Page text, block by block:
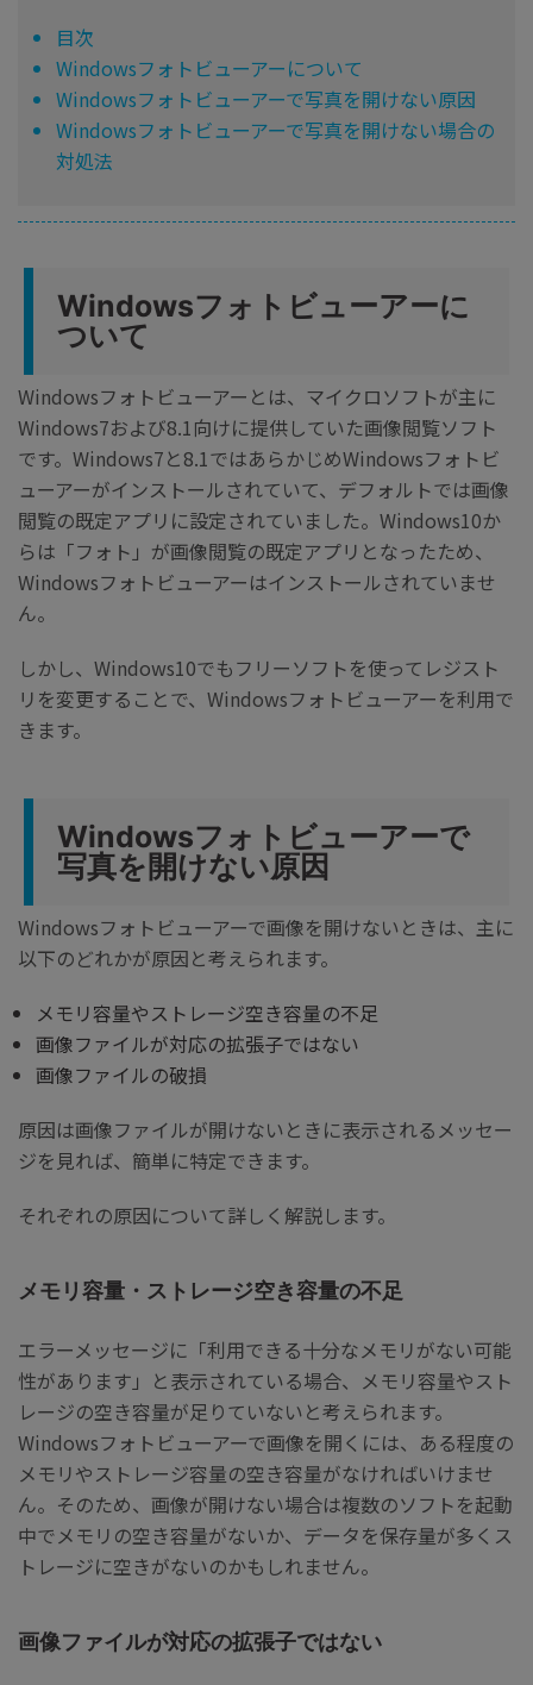
目次
Windowsフォトビューアーについて
Windowsフォトビューアーで写真を開けない原因
Windowsフォトビューアーで写真を開けない場合の
対処法
Windowsフォトビューアーに
ついて
Windowsフォトビューアーとは、マイクロソフトが主に
Windows7および8.1向けに提供していた画像閲覧ソフト
です。Windows7と8.1ではあらかじめWindowsフォトビ
ューアーがインストールされていて、デフォルトでは画像
閲覧の既定アプリに設定されていました。Windows10か
らは「フォト」が画像閲覧の既定アプリとなったため、
Windowsフォトビューアーはインストールされていませ
ん。
しかし、Windows10でもフリーソフトを使ってレジスト
リを変更することで、Windowsフォトビューアーを利用で
きます。
Windowsフォトビューアーで
写真を開けない原因
Windowsフォトビューアーで画像を開けないときは、主に
以下のどれかが原因と考えられます。
メモリ容量やストレージ空き容量の不足
画像ファイルが対応の拡張子ではない
画像ファイルの破損
原因は画像ファイルが開けないときに表示されるメッセー
ジを見れば、簡単に特定できます。
それぞれの原因について詳しく解説します。
メモリ容量・ストレージ空き容量の不足
エラーメッセージに「利用できる十分なメモリがない可能
性があります」と表示されている場合、メモリ容量やスト
レージの空き容量が足りていないと考えられます。
Windowsフォトビューアーで画像を開くには、ある程度の
メモリやストレージ容量の空き容量がなければいけませ
ん。そのため、画像が開けない場合は複数のソフトを起動
中でメモリの空き容量がないか、データを保存量が多くス
トレージに空きがないのかもしれません。
画像ファイルが対応の拡張子ではない